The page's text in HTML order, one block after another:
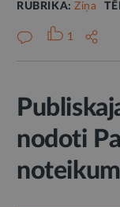
RUBRIKA:Ziņa
1
nodoti